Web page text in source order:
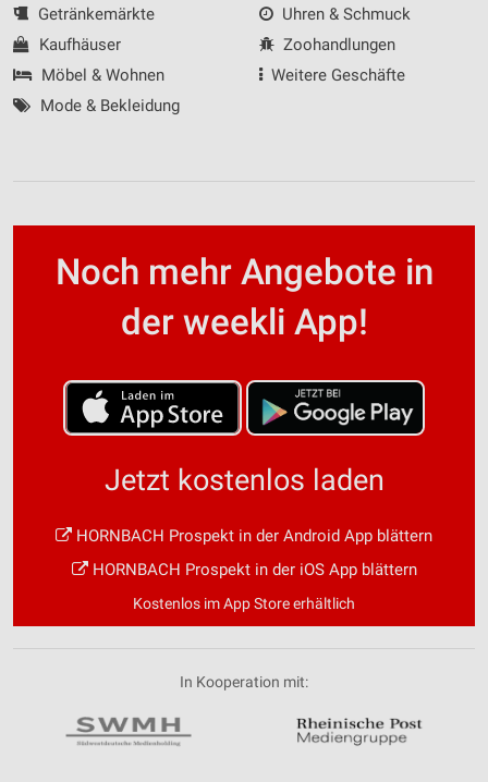
Getränkemärkte
Kaufhäuser
Möbel & Wohnen
Mode & Bekleidung
Uhren & Schmuck
Zoohandlungen
Weitere Geschäfte
Noch mehr Angebote in
der weekli App!
Jetzt kostenlos laden
HORNBACH Prospekt in der Android App blättern
HORNBACH Prospekt in der iOS App blättern
Kostenlos im App Store erhältlich
In Kooperation mit: